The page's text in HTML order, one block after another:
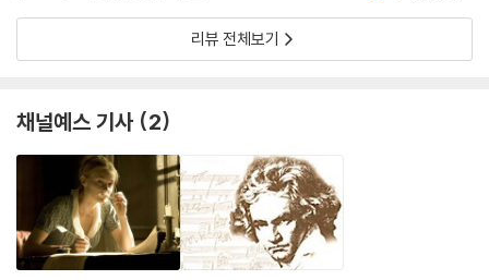
리뷰 전체보기
채널예스 기사 2